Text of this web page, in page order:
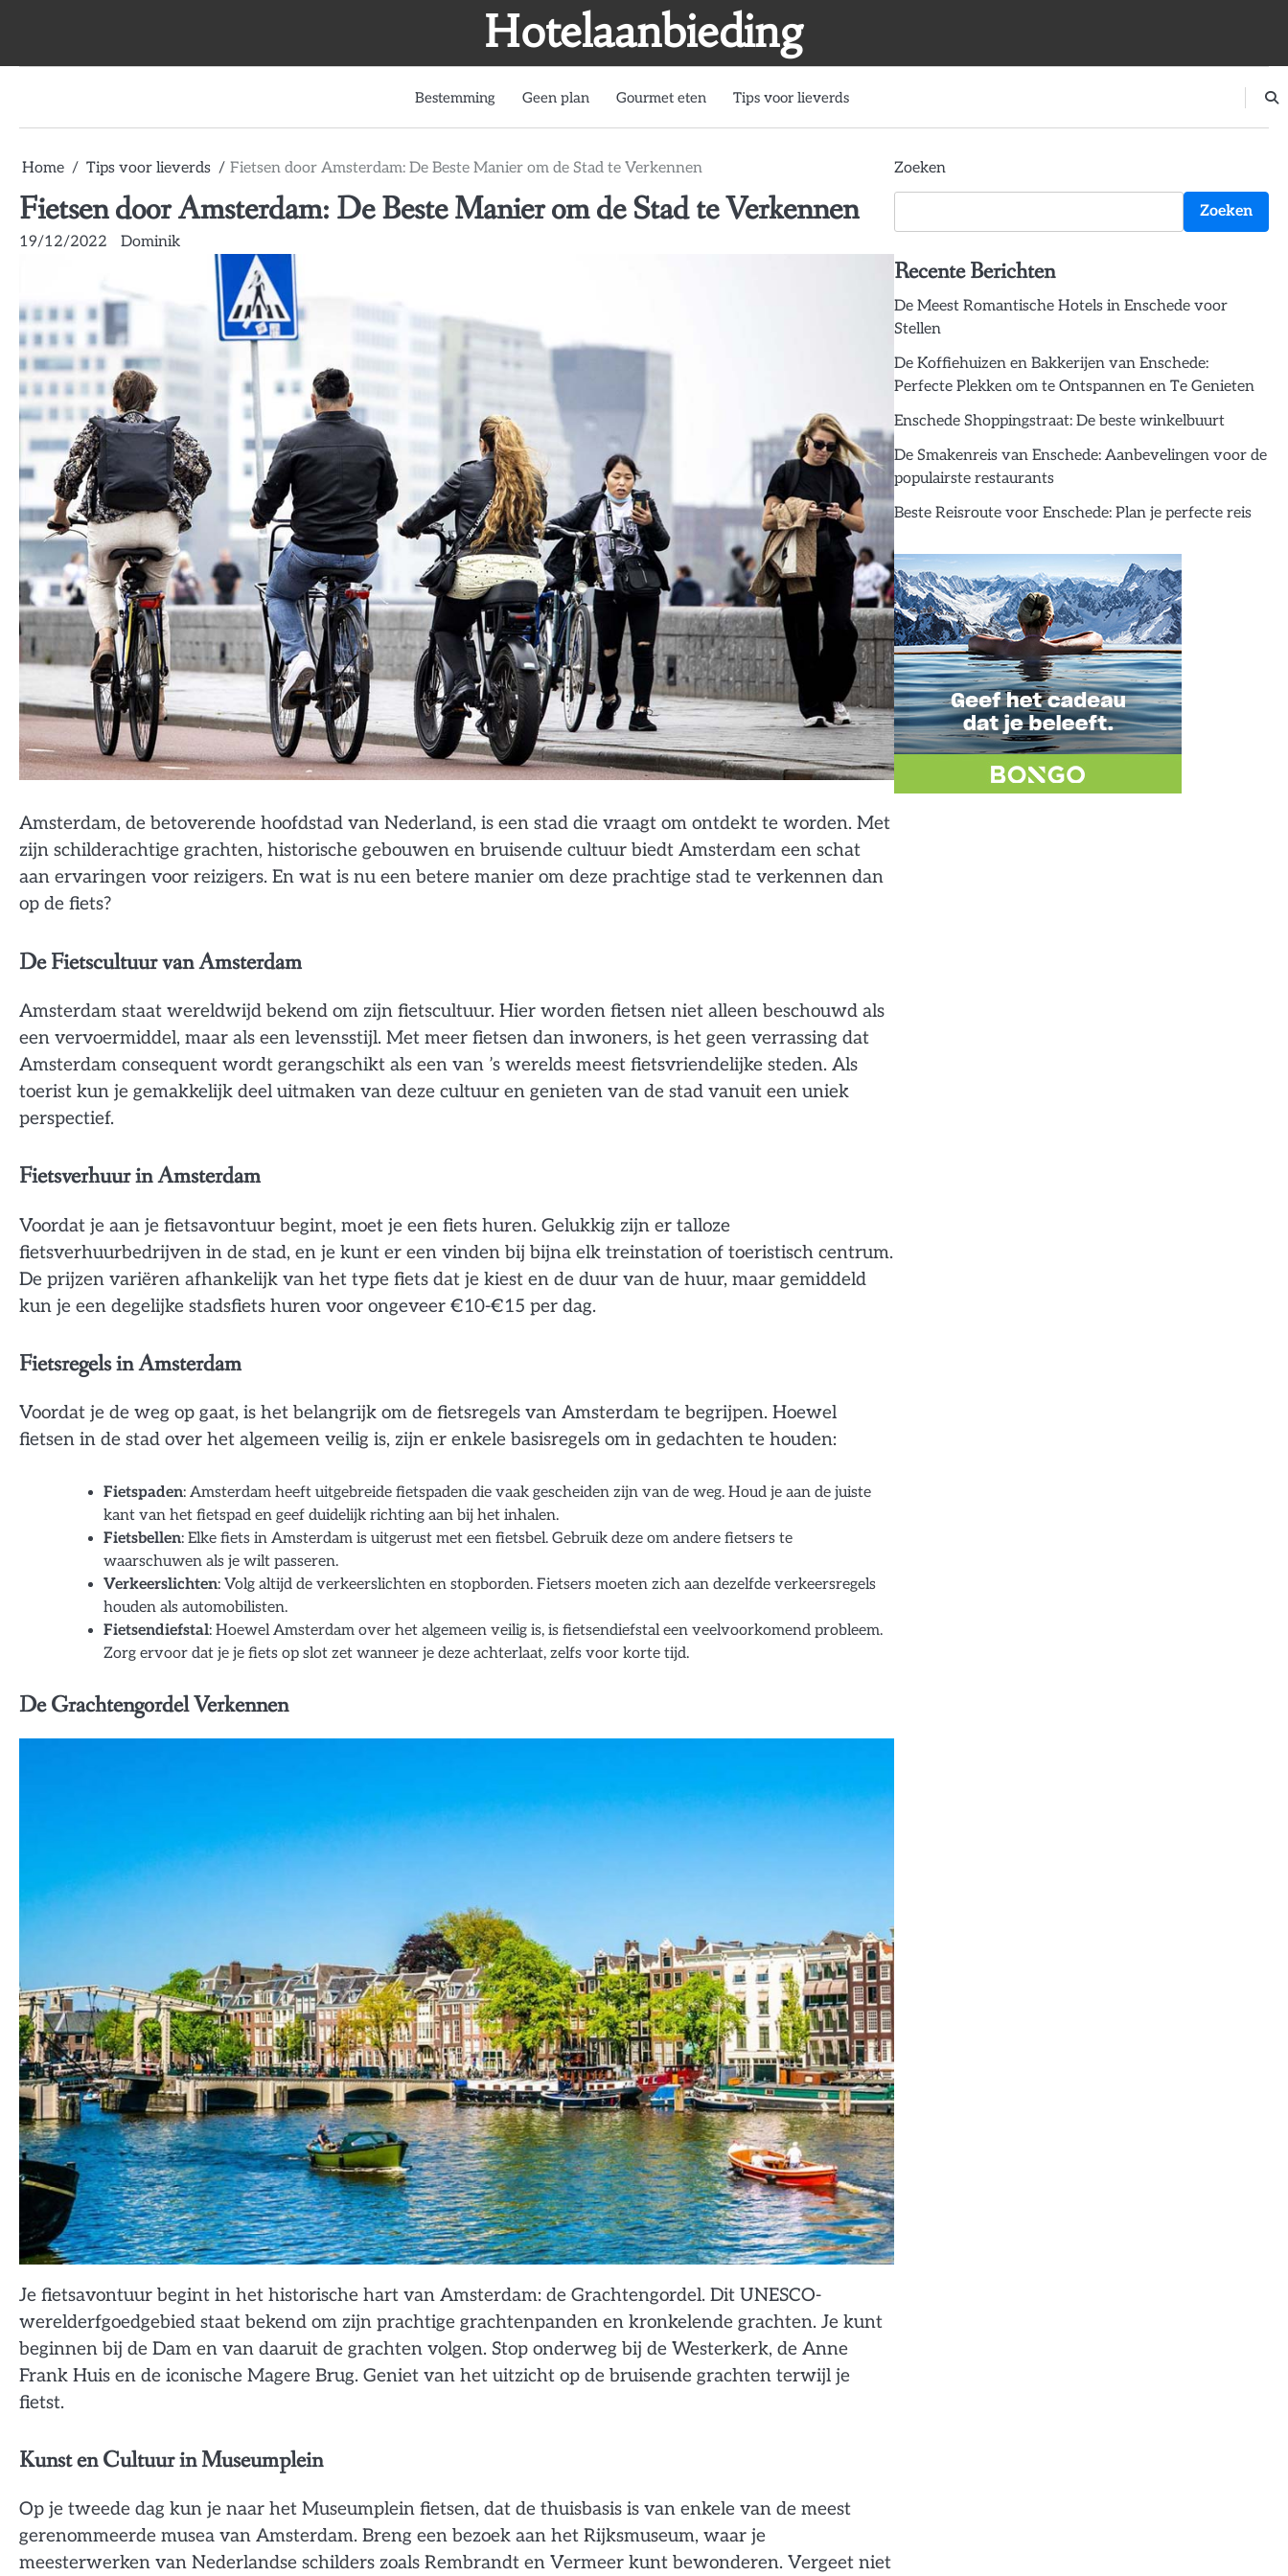
Hotelaanbieding
Bestemming Geen plan Gourmet eten Tips voor lieverds
Home Tips voor lieverds Fietsen door Amsterdam: De Beste Manier om de Stad te Verkennen
Fietsen door Amsterdam: De Beste Manier om de Stad te Verkennen
19/12/2022 Dominik
Amsterdam, de betoverende hoofdstad van Nederland, is een stad die vraagt om ontdekt te worden. Met
zijn schilderachtige grachten, historische gebouwen en bruisende cultuur biedt Amsterdam een schat
aan ervaringen voor reizigers. En wat is nu een betere manier om deze prachtige stad te verkennen dan
op de fiets?
De Fietscultuur van Amsterdam
Amsterdam staat wereldwijd bekend om zijn fietscultuur. Hier worden fietsen niet alleen beschouwd als
een vervoermiddel, maar als een levensstijl. Met meer fietsen dan inwoners, is het geen verrassing dat
Amsterdam consequent wordt gerangschikt als een van ’s werelds meest fietsvriendelijke steden. Als
toerist kun je gemakkelijk deel uitmaken van deze cultuur en genieten van de stad vanuit een uniek
perspectief.
Fietsverhuur in Amsterdam
Voordat je aan je fietsavontuur begint, moet je een fiets huren. Gelukkig zijn er talloze
fietsverhuurbedrijven in de stad, en je kunt er een vinden bij bijna elk treinstation of toeristisch centrum.
De prijzen variëren afhankelijk van het type fiets dat je kiest en de duur van de huur, maar gemiddeld
kun je een degelijke stadsfiets huren voor ongeveer €10-€15 per dag.
Fietsregels in Amsterdam
Voordat je de weg op gaat, is het belangrijk om de fietsregels van Amsterdam te begrijpen. Hoewel
fietsen in de stad over het algemeen veilig is, zijn er enkele basisregels om in gedachten te houden:
Fietspaden: Amsterdam heeft uitgebreide fietspaden die vaak gescheiden zijn van de weg. Houd je aan de juiste
kant van het fietspad en geef duidelijk richting aan bij het inhalen.
Fietsbellen: Elke fiets in Amsterdam is uitgerust met een fietsbel. Gebruik deze om andere fietsers te
waarschuwen als je wilt passeren.
Verkeerslichten: Volg altijd de verkeerslichten en stopborden. Fietsers moeten zich aan dezelfde verkeersregels
houden als automobilisten.
Fietsendiefstal: Hoewel Amsterdam over het algemeen veilig is, is fietsendiefstal een veelvoorkomend probleem.
Zorg ervoor dat je je fiets op slot zet wanneer je deze achterlaat, zelfs voor korte tijd.
De Grachtengordel Verkennen
Je fietsavontuur begint in het historische hart van Amsterdam: de Grachtengordel. Dit UNESCO-
werelderfgoedgebied staat bekend om zijn prachtige grachtenpanden en kronkelende grachten. Je kunt
beginnen bij de Dam en van daaruit de grachten volgen. Stop onderweg bij de Westerkerk, de Anne
Frank Huis en de iconische Magere Brug. Geniet van het uitzicht op de bruisende grachten terwijl je
fietst.
Kunst en Cultuur in Museumplein
Op je tweede dag kun je naar het Museumplein fietsen, dat de thuisbasis is van enkele van de meest
gerenommeerde musea van Amsterdam. Breng een bezoek aan het Rijksmuseum, waar je
meesterwerken van Nederlandse schilders zoals Rembrandt en Vermeer kunt bewonderen. Vergeet niet
Zoeken
Zoeken
Recente Berichten
De Meest Romantische Hotels in Enschede voor
Stellen
De Koffiehuizen en Bakkerijen van Enschede:
Perfecte Plekken om te Ontspannen en Te Genieten
Enschede Shoppingstraat: De beste winkelbuurt
De Smakenreis van Enschede: Aanbevelingen voor de
populairste restaurants
Beste Reisroute voor Enschede: Plan je perfecte reis